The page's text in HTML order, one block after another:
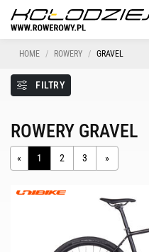
HOME ROWERY GRAVEL
FILTRY
ROWERY GRAVEL
« 1 2 3 »